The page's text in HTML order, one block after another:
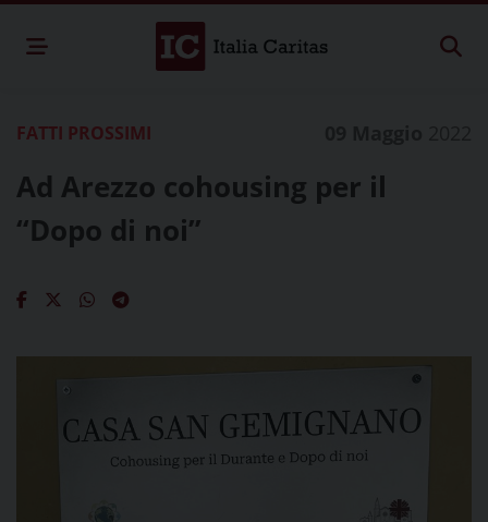
FATTI PROSSIMI
Ad Arezzo cohousing per il
“Dopo di noi”